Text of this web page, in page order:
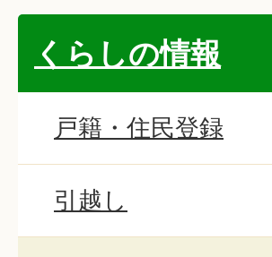
くらしの情報
戸籍・住民登録
引越し